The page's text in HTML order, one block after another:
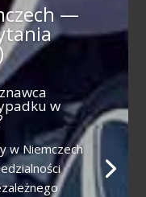
—
w
w Niemczech